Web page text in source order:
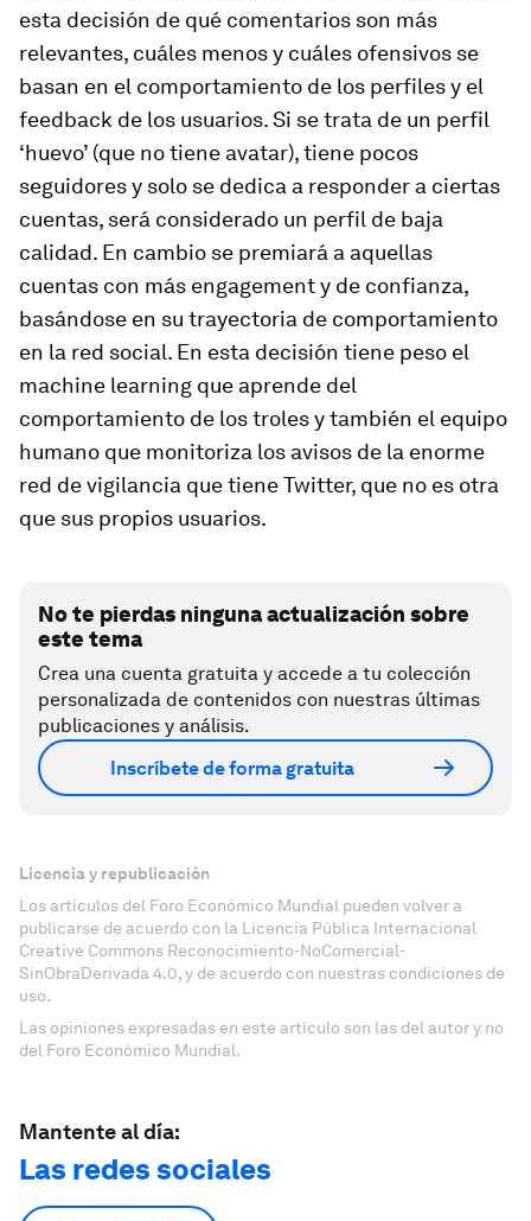
esta decisión de qué comentarios son más
relevantes, cuáles menos y cuáles ofensivos se
basan en el comportamiento de los perfiles y el
feedback de los usuarios. Si se trata de un perfil
‘huevo’ (que no tiene avatar), tiene pocos
seguidores y solo se dedica a responder a ciertas
cuentas, será considerado un perfil de baja
calidad. En cambio se premiará a aquellas
cuentas con más engagementy de confianza,
basándose en su trayectoria de comportamiento
en la red social. En esta decisión tiene peso el
machine learning que aprende del
comportamiento de los troles y también el equipo
humano que monitoriza los avisos de la enorme
red de vigilancia que tiene Twitter, que no es otra
que sus propios usuarios.
No te pierdas ninguna actualización sobre
este tema
Crea una cuenta gratuita y accede a tu colección
personalizada de contenidos con nuestras últimas
publicaciones y análisis.
Inscríbete de forma gratuita
Licencia y republicación
Los artículos del Foro Económico Mundial pueden volver a
publicarse de acuerdo con la Licencia Pública Internacional
Creative Commons Reconocimiento-NoComercial-
SinObraDerivada 4.0, y de acuerdo con nuestras condiciones de
uso.
Las opiniones expresadas en este artículo son las del autor y no
del Foro Económico Mundial.
Mantente al día:
Las redes sociales